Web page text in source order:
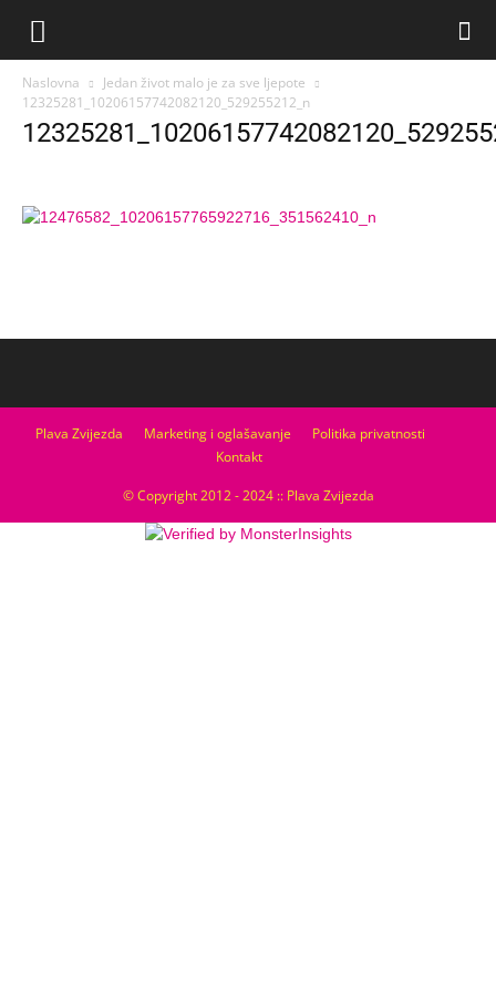
Naslovna
Jedan život malo je za sve ljepote
12325281_10206157742082120_529255212_n
Plava Zvijezda Marketing i oglašavanje
Politika privatnosti
Kontakt
© Copyright 2012 - 2024 :: Plava Zvijezda